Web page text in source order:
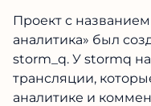
Проект с
аналитика» был
storm_q. У stormq
трансляции,
аналитике и